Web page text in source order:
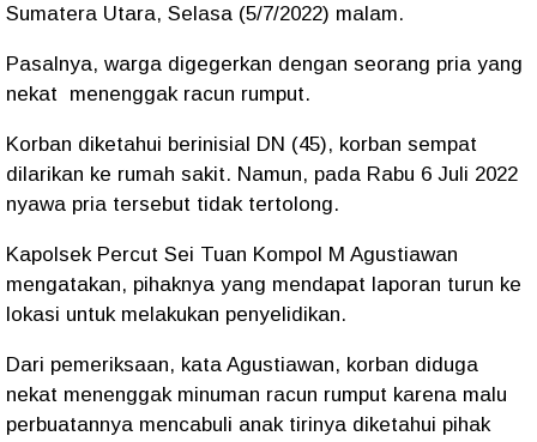
Sumatera Utara, Selasa (5/7/2022) malam.
Pasalnya, warga digegerkan dengan seorang pria yang
nekat menenggak racun rumput.
Korban diketahui berinisial DN (45), korban sempat
dilarikan ke rumah sakit. Namun, pada Rabu 6 Juli 2022
nyawa pria tersebut tidak tertolong.
Kapolsek Percut Sei Tuan Kompol M Agustiawan
mengatakan, pihaknya yang mendapat laporan turun ke
lokasi untuk melakukan penyelidikan.
Dari pemeriksaan, kata Agustiawan, korban diduga
nekat menenggak minuman racun rumput karena malu
perbuatannya mencabuli anak tirinya diketahui pihak